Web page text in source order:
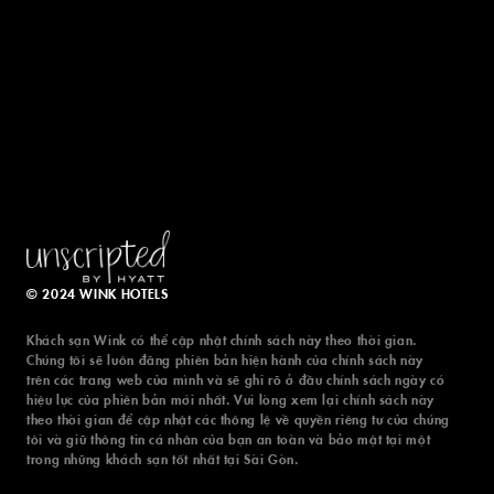
© 2024 WINK HOTELS
Khách sạn Wink có thể cập nhật chính sách này theo thời gian.
Chúng tôi sẽ luôn đăng phiên bản hiện hành của chính sách này
trên các trang web của mình và sẽ ghi rõ ở đầu chính sách ngày có
hiệu lực của phiên bản mới nhất. Vui lòng xem lại chính sách này
theo thời gian để cập nhật các thông lệ về quyền riêng tư của chúng
tôi và giữ thông tin cá nhân của bạn an toàn và bảo mật tại một
trong những khách sạn tốt nhất tại Sài Gòn.